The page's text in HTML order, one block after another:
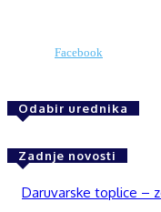
Facebook
Odabir urednika
Zadnje novosti
Daruvarske toplice –